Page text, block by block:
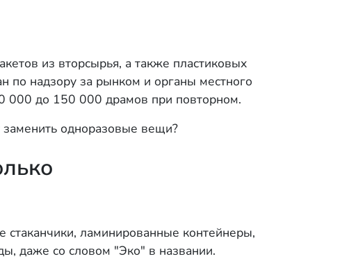
из вторсырья, а также пластиковых
по надзору за рынком и органы местного
000 до 150 000 драмов при повторном.
заменить одноразовые вещи?
стаканчики, ламинированные контейнеры,
даже со словом "Эко" в названии.